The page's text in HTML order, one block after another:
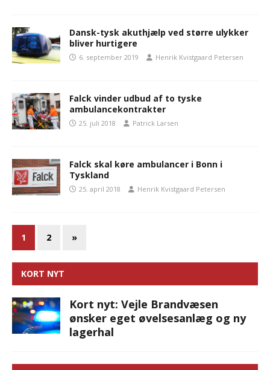
Dansk-tysk akuthjælp ved større ulykker
bliver hurtigere
6. september 2019 Henrik Kvistgaard Petersen
Falck vinder udbud af to tyske
ambulancekontrakter
25. juli 2018 Patrick Larsen
Falck skal køre ambulancer i Bonn i
Tyskland
25. april 2018 Henrik Kvistgaard Petersen
1 2 »
KORT NYT
Kort nyt: Vejle Brandvæsen
ønsker eget øvelsesanlæg og ny
lagerhal